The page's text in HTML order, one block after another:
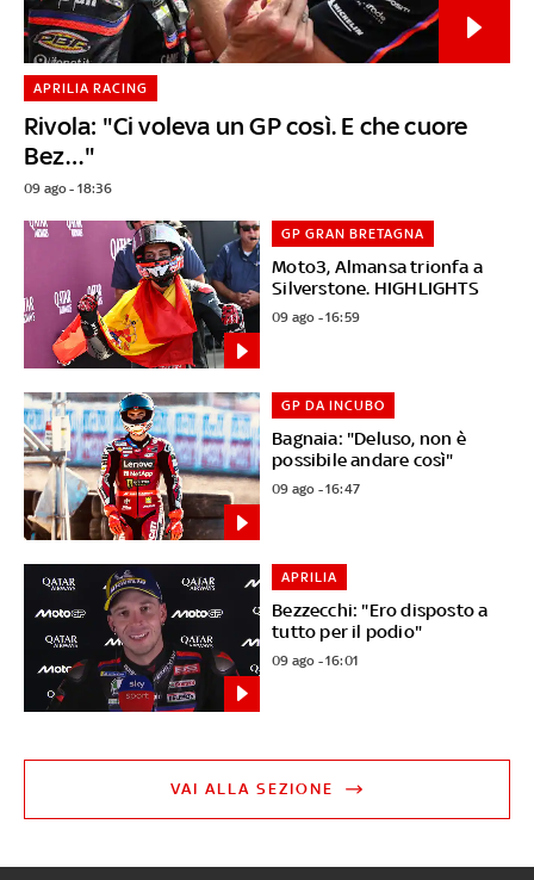
Rivola: "Ci voleva un GP così. E che cuore
Bez…"
APRILIA RACING
09 ago - 18:36
Moto3, Almansa trionfa a
Silverstone. HIGHLIGHTS
GP GRAN BRETAGNA
09 ago - 16:59
Bagnaia: "Deluso, non è
possibile andare così"
GP DA INCUBO
09 ago - 16:47
Bezzecchi: "Ero disposto a
tutto per il podio"
APRILIA
09 ago - 16:01
VAI ALLA SEZIONE